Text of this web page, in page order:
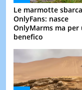
Le marmotte
OnlyFans: nasce
OnlyMarms ma per
benefico